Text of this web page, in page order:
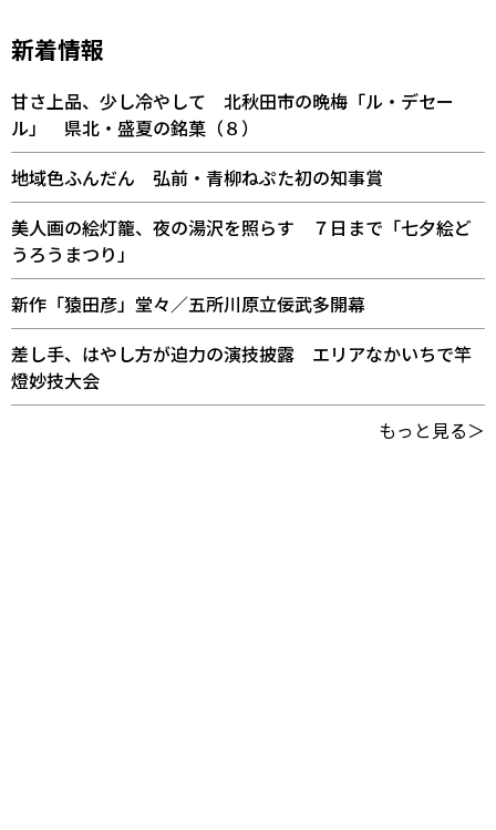
新着情報
甘さ上品、少し冷やして 北秋田市の晩梅「ル・デセー
ル」 県北・盛夏の銘菓（８）
地域色ふんだん 弘前・青柳ねぷた初の知事賞
美人画の絵灯籠、夜の湯沢を照らす ７日まで「七夕絵ど
うろうまつり」
新作「猿田彦」堂々／五所川原立佞武多開幕
差し手、はやし方が迫力の演技披露 エリアなかいちで竿
燈妙技大会
もっと見る＞